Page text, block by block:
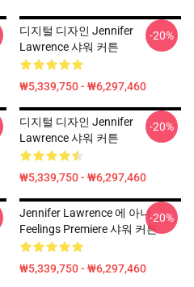
디지털 디자인 Jennifer
Lawrence 샤워 커튼
₩5,339,750 - ₩6,297,460
-20%
디지털 디자인 Jennifer
Lawrence 샤워 커튼
₩5,339,750 - ₩6,297,460
-20%
Jennifer Lawrence 에 아니
Feelings Premiere 샤워 커튼
₩5,339,750 - ₩6,297,460
-20%